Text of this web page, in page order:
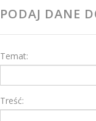
PODAJ DANE
Temat:
Treść: